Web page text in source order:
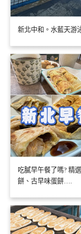
新北中和。水藍天游
吃膩早午餐了嗎? 精
餅、古早味蛋餅….